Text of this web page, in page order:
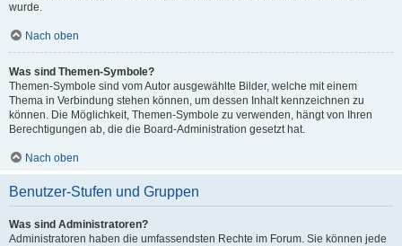
wurde.
Nach oben
Was sind Themen-Symbole?
Themen-Symbole sind vom Autor ausgewählte Bilder, welche mit einem
Thema in Verbindung stehen können, um dessen Inhalt kennzeichnen zu
können. Die Möglichkeit, Themen-Symbole zu verwenden, hängt von Ihren
Berechtigungen ab, die die Board-Administration gesetzt hat.
Nach oben
Benutzer-Stufen und Gruppen
Was sind Administratoren?
Administratoren haben die umfassendsten Rechte im Forum. Sie können jede